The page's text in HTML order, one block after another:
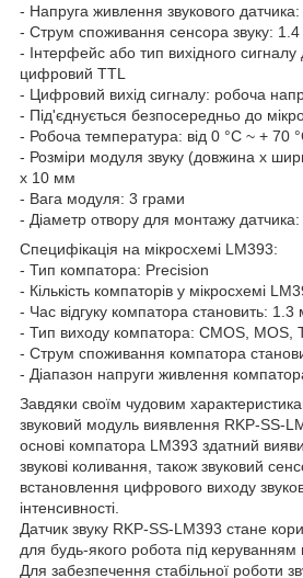
- Напруга живлення звукового
- Струм споживання сенсора звуку:
- Інтерфейс або тип вихідного сигналу
цифровий TTL
- Цифровий вихід сигналу: робоча
- Під'єднується безпосередньо до
- Робоча температура: від 0 °C ~ + 70
- Розміри модуля звуку (довжина x
x 10 мм
- Вага модуля: 3 грами
- Діаметр отвору для монтажу
Специфікація на мікросхемі LM393:
- Тип компатора: Precision
- Кількість компаторів у мікросхемі
- Час відгуку компатора становить: 1.3
- Тип виходу компатора: CMOS, MOS,
- Струм споживання компатора
- Діапазон напруги живлення
Завдяки своїм чудовим
звуковий модуль виявлення RKP-SS-
основі компатора LM393 здатний
звукові коливання, також звуковий
встановлення цифрового виходу
інтенсивності.
Датчик звуку RKP-SS-LM393 стане
для будь-якого робота під керуванням
Для забезпечення стабільної роботи